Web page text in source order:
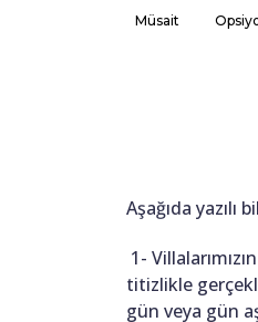
Müsait
Aşağıda yazılı
1-
titizlikle
gün veya gün